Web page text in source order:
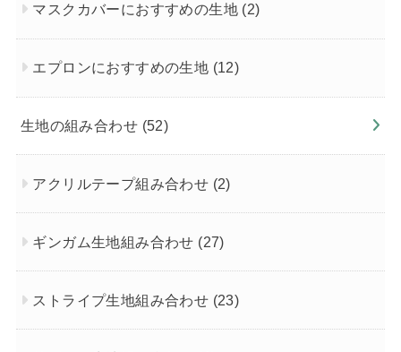
マスクカバーにおすすめの生地 (2)
エプロンにおすすめの生地 (12)
生地の組み合わせ (52)
アクリルテープ組み合わせ (2)
ギンガム生地組み合わせ (27)
ストライプ生地組み合わせ (23)